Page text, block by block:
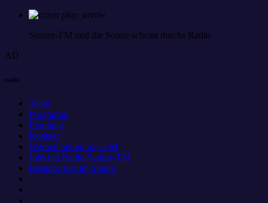
play_arrow
Sunray-FM und die Sonne scheint durchs Radio
AD
radio
Team
Programm
Empfang
Kontakt
Werben bei Sunray-FM
Jobs bei Radio Sunray-FM
Besuche uns im Studio